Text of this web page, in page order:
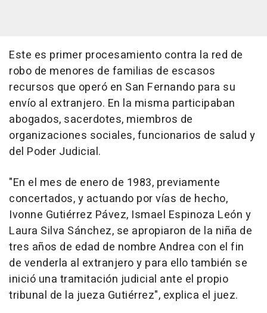
Este es primer procesamiento contra la red de
robo de menores de familias de escasos
recursos que operó en San Fernando para su
envío al extranjero. En la misma participaban
abogados, sacerdotes, miembros de
organizaciones sociales, funcionarios de salud y
del Poder Judicial.
"En el mes de enero de 1983, previamente
concertados, y actuando por vías de hecho,
Ivonne Gutiérrez Pávez, Ismael Espinoza León y
Laura Silva Sánchez, se apropiaron de la niña de
tres años de edad de nombre Andrea con el fin
de venderla al extranjero y para ello también se
inició una tramitación judicial ante el propio
tribunal de la jueza Gutiérrez", explica el juez.